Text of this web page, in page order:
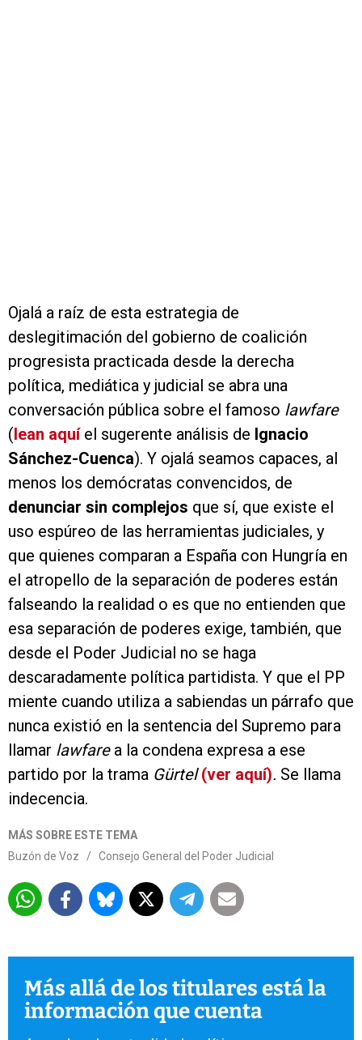
Ojalá a raíz de esta estrategia de
deslegitimación del gobierno de coalición
progresista practicada desde la derecha
política, mediática y judicial se abra una
conversación pública sobre el famoso lawfare
(lean aquíel sugerente análisis de Ignacio
Sánchez-Cuenca). Y ojalá seamos capaces, al
menos los demócratas convencidos, de
denunciar sin complejos que sí, que existe el
uso espúreo de las herramientas judiciales, y
que quienes comparan a España con Hungría en
el atropello de la separación de poderes están
falseando la realidad o es que no entienden que
esa separación de poderes exige, también, que
desde el Poder Judicial no se haga
descaradamente política partidista. Y que el PP
miente cuando utiliza a sabiendas un párrafo que
nunca existió en la sentencia del Supremo para
llamar lawfarea la condena expresa a ese
partido por la trama Gürtel(ver aquí). Se llama
indecencia.
MÁS SOBRE ESTE TEMA
Buzón de Voz
/ Consejo General del Poder Judicial
Más allá de los titulares está la
información que cuenta